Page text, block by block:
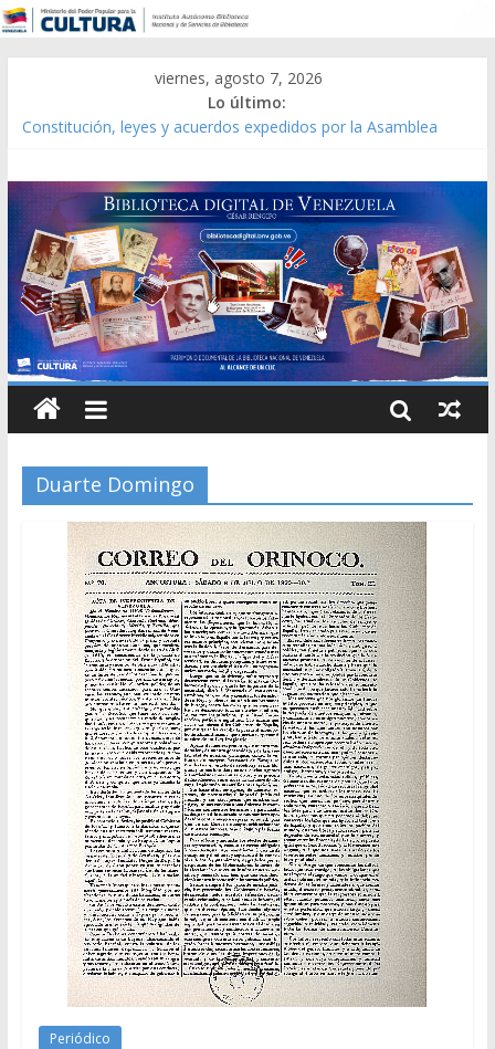
viernes, agosto 7, 2026
Lo último:
Constitución, leyes y acuerdos expedidos por la Asamblea
Modesta Bor Sánchez [material gráfico]
Gaceta Oficial de la República de Venezuela año CXXXIII Mes V,
Caracas 09 de marzo de 2006 N° 38.394
Catálogo temático de obras de Modesta Bor
Duarte Domingo
Periódico